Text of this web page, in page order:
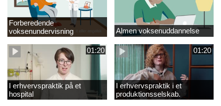
Forberedende
voksenundervisning
Almen voksenuddannelse
01:20
I erhvervspraktik på et
hospital
01:20
I erhvervspraktik i et
produktionsselskab.